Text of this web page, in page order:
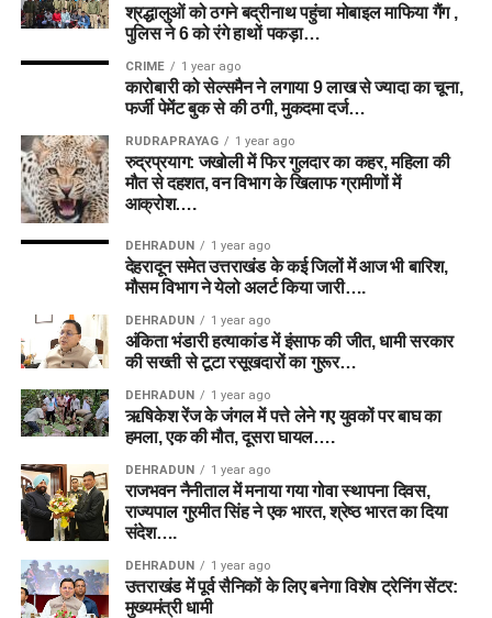
श्रद्धालुओं को ठगने बद्रीनाथ पहुंचा मोबाइल माफिया गैंग ,
पुलिस ने 6 को रंगे हाथों पकड़ा…
CRIME 1 year ago
कारोबारी को सेल्समैन ने लगाया 9 लाख से ज्यादा का चूना,
फर्जी पेमेंट बुक से की ठगी, मुकदमा दर्ज…
RUDRAPRAYAG 1 year ago
रुद्रप्रयाग: जखोली में फिर गुलदार का कहर, महिला की
मौत से दहशत, वन विभाग के खिलाफ ग्रामीणों में
आक्रोश….
DEHRADUN 1 year ago
देहरादून समेत उत्तराखंड के कई जिलों में आज भी बारिश,
मौसम विभाग ने येलो अलर्ट किया जारी….
DEHRADUN 1 year ago
अंकिता भंडारी हत्याकांड में इंसाफ की जीत, धामी सरकार
की सख्ती से टूटा रसूखदारों का गुरूर…
DEHRADUN 1 year ago
ऋषिकेश रेंज के जंगल में पत्ते लेने गए युवकों पर बाघ का
हमला, एक की मौत, दूसरा घायल….
DEHRADUN 1 year ago
राजभवन नैनीताल में मनाया गया गोवा स्थापना दिवस,
राज्यपाल गुरमीत सिंह ने एक भारत, श्रेष्ठ भारत का दिया
संदेश….
DEHRADUN 1 year ago
उत्तराखंड में पूर्व सैनिकों के लिए बनेगा विशेष ट्रेनिंग सेंटर:
मुख्यमंत्री धामी